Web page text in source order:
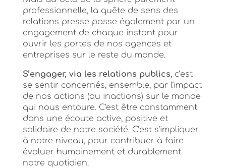
professionnelle, la quête de sens des
relations presse passe également par un
engagement de chaque instant pour
ouvrir les portes de nos agences et
entreprises sur le reste du monde.
S’engager, via les relations publics, c’est
se sentir concernés, ensemble, par l’impact
de nos actions (ou inactions) sur le monde
qui nous entoure. C’est être constamment
dans une écoute active, positive et
solidaire de notre société. C’est s’impliquer
à notre niveau, pour contribuer à faire
évoluer humainement et durablement
notre quotidien.